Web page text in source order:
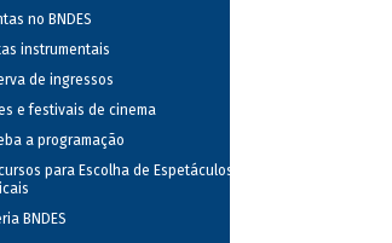
no BNDES
instrumentais
de ingressos
e festivais de cinema
a programação
para Escolha de Espetáculos
BNDES